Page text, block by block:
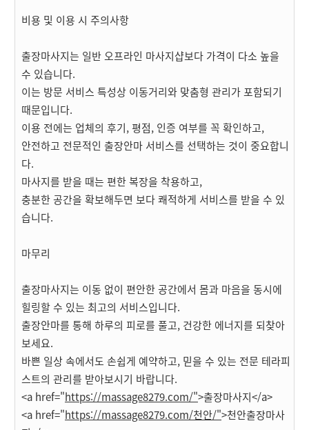
비용 및 이용 시 주의사항
출장마사지는 일반 오프라인 마사지샵보다 가격이 다소 높을
수 있습니다.
이는 방문 서비스 특성상 이동거리와 맞춤형 관리가 포함되기
때문입니다.
이용 전에는 업체의 후기, 평점, 인증 여부를 꼭 확인하고,
안전하고 전문적인 출장안마 서비스를 선택하는 것이 중요합니
다.
마사지를 받을 때는 편한 복장을 착용하고,
충분한 공간을 확보해두면 보다 쾌적하게 서비스를 받을 수 있
습니다.
마무리
출장마사지는 이동 없이 편안한 공간에서 몸과 마음을 동시에
힐링할 수 있는 최고의 서비스입니다.
출장안마를 통해 하루의 피로를 풀고, 건강한 에너지를 되찾아
보세요.
바쁜 일상 속에서도 손쉽게 예약하고, 믿을 수 있는 전문 테라피
스트의 관리를 받아보시기 바랍니다.
<a href="https://massage8279.com/">출장마사지</a>
<a href="https://massage8279.com/천안/">천안출장마사